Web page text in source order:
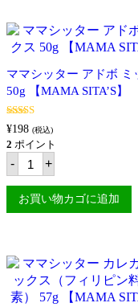
ャ
プ
ス
イ
カ
ン
ト
ミ
ッ
ク
ス
40g
【MAMA
SITA'S】
ママシッター アドボ ミ
50g 【MAMA SITA’S】
5段階中5.00
の評価
¥198 (税込)
2 ポイント
- マ
マ
シ
ッ
タ
ボ
ミ
ッ
ク
+
お買い物カゴに追加